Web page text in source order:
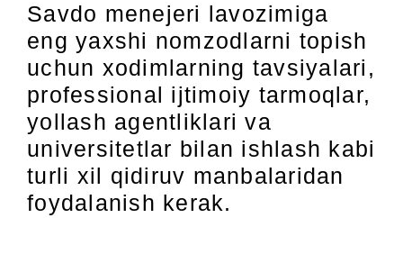
Savdo menejeri lavozimiga
eng yaxshi nomzodlarni topish
uchun xodimlarning tavsiyalari,
professional ijtimoiy tarmoqlar,
yollash agentliklari va
universitetlar bilan ishlash kabi
turli xil qidiruv manbalaridan
foydalanish kerak.